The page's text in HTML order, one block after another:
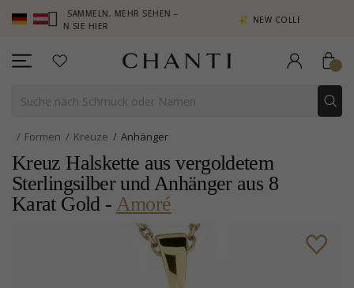
SAMMELN, MEHR SEHEN –
SIE HIER
NEW COLLECTION | AURA
Formen Kreuze Anhänger
Kreuz Halskette aus vergoldetem
Sterlingsilber und Anhänger aus 8
Karat Gold - Amoré